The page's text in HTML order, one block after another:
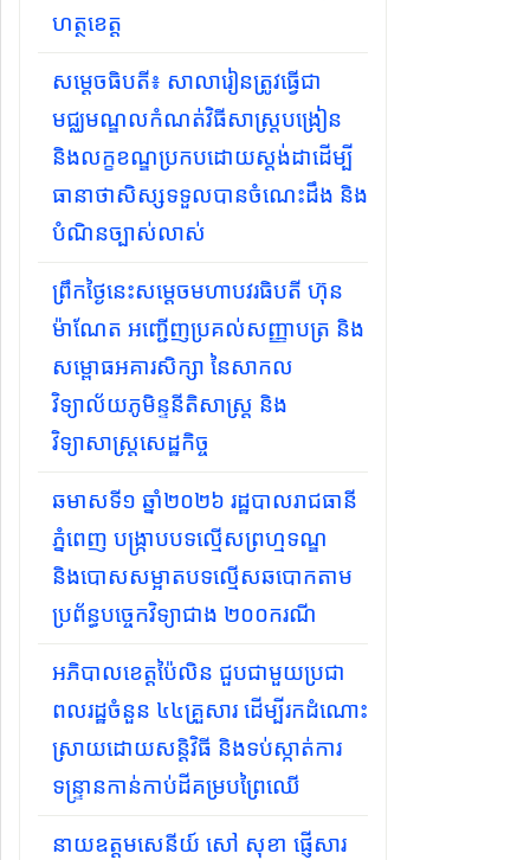
ហត្ថខេត្ត
សម្ដេចធិបតី​៖ សាលារៀនត្រូវធ្វើជា
មជ្ឈមណ្ឌលកំណត់វិធីសាស្ត្របង្រៀន
និងលក្ខខណ្ឌប្រកបដោយស្តង់ដាដើម្បី
ធានាថាសិស្សទទួលបានចំណេះដឹង និង
បំណិនច្បាស់លាស់
ព្រឹកថ្ងៃនេះសម្តេចមហាបវរធិបតី ហ៊ុន
ម៉ាណែត អញ្ជើញប្រគល់សញ្ញាបត្រ និង
សម្ពោធអគារសិក្សា នៃសាកល
វិទ្យាល័យភូមិន្ទនីតិសាស្ត្រ និង
វិទ្យាសាស្ត្រសេដ្ឋកិច្ច
ឆមាសទី១ ឆ្នាំ២០២៦​ រដ្ឋបាលរាជធានី
ភ្នំពេញ បង្ក្រាបបទល្មើសព្រហ្មទណ្ឌ
និងបោសសម្អាតបទល្មើសឆបោកតាម
ប្រព័ន្ធបច្ចេកវិទ្យាជាង ២០០ករណី
អភិបាលខេត្តប៉ៃលិន ជួបជាមួយប្រជា
ពលរដ្ឋចំនួន ៤៤គ្រួសារ ដើម្បីរកដំណោះ
ស្រាយដោយសន្តិវិធី និងទប់ស្កាត់ការ
ទន្ទ្រានកាន់កាប់ដីគម្របព្រៃឈើ
នាយឧត្តមសេនីយ៍ សៅ សុខា ផ្ញើសារ